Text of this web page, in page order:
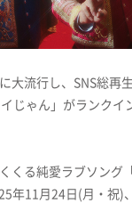
大流行し、SNS総
じゃん」がランク
くる純愛ラブソン
年11月24日(月・祝)